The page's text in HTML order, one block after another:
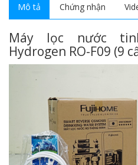
Mô tả Chứng nhận
Máy lọc nước
Hydrogen RO-F09 (9